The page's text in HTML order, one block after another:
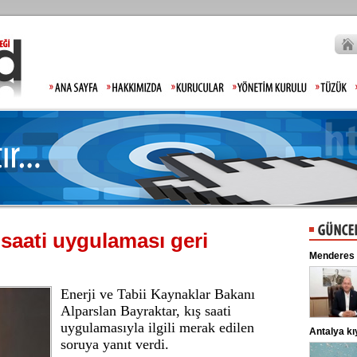
uygulaması geri
Enerji ve Tabii Kaynaklar Bakanı
Alparslan Bayraktar, kış saati
uygulamasıyla ilgili merak edilen
soruya yanıt verdi.
tepki: Hiç mi
edildi. ...
Bakanlığı, gıda
şüpheli, jandarmadaki işlemlerinin ...
Antalya kıyılarında mikroplastik alarmı
Akdeniz Üniversitesi’nden Prof. Dr.